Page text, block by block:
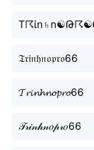
𝔗𝔯𝔦𝔫𝔥𝔫𝔬𝔭𝔯𝔬66
𝓣𝓻𝓲𝓷𝓱𝓷𝓸𝓹𝓻𝓸66
𝒯𝓇𝒾𝓃𝒽𝓃𝑜𝓅𝓇𝑜66